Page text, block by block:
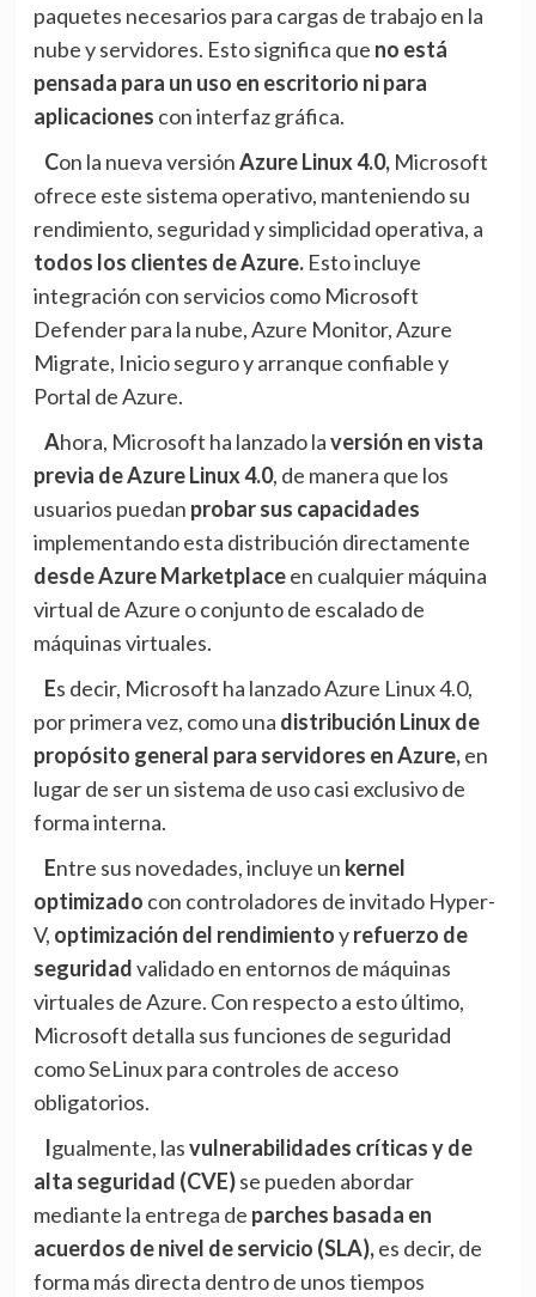
paquetes necesarios para cargas de trabajo en la
nube y servidores. Esto significa que no está
pensada para un uso en escritorio ni para
aplicaciones con interfaz gráfica.
Con la nueva versiónAzure Linux 4.0, Microsoft
ofrece este sistema operativo, manteniendo su
rendimiento, seguridad y simplicidad operativa, a
todos los clientes de Azure.Esto incluye
integración con servicios como Microsoft
Defender para la nube, Azure Monitor, Azure
Migrate, Inicio seguro y arranque confiable y
Portal de Azure.
Ahora, Microsoft ha lanzadolaversión en vista
previa de Azure Linux 4.0, de manera que los
usuarios puedan probar sus capacidades
implementando esta distribución directamente
desdeAzure Marketplaceen cualquier máquina
virtual de Azure o conjunto de escalado de
máquinas virtuales.
Es decir, Microsoft ha lanzado Azure Linux 4.0,
por primera vez, como una distribución Linux de
propósito general para servidores en Azure,en
lugar de ser un sistema de uso casi exclusivo de
forma interna.
Entre sus novedades, incluye un kernel
optimizado con controladores de invitado Hyper-
V, optimización del rendimientoyrefuerzo de
seguridadvalidado en entornos de máquinas
virtuales de Azure. Con respecto a esto último,
Microsoft detalla sus funciones de seguridad
como SeLinux para controles de acceso
obligatorios.
Igualmente, lasvulnerabilidades críticas y de
alta seguridad (CVE)se pueden abordar
mediante la entrega de parches basada en
acuerdos de nivel de servicio (SLA),es decir, de
forma más directa dentro de unos tiempos